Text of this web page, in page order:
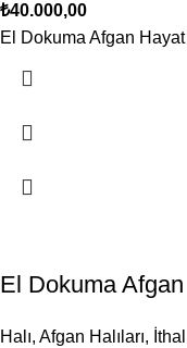
₺40.000,00
El Dokuma Afgan
El Dokuma Afgan
Halı, Afgan Halıları,